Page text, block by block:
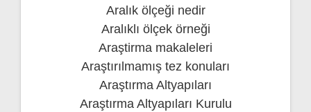
Aralık ölçeği nedir
Aralıklı ölçek örneği
Araştirma makaleleri
Araştırılmamış tez konuları
Araştırma Altyapıları
Araştırma Altyapıları Kurulu